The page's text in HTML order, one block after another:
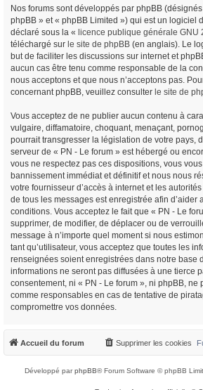
Nos forums sont développés par phpBB
phpBB » et « phpBB Limited ») qui est un logiciel
déclaré sous la « licence publique générale GNU
téléchargé sur le site de phpBB (en anglais). Le
but de faciliter les discussions sur internet et
aucun cas être tenu comme responsable de la
nous acceptons et que nous n’acceptons pas.
concernant phpBB, veuillez consulter le site de
Vous acceptez de ne publier aucun contenu à
vulgaire, diffamatoire, choquant, menaçant,
pourrait transgresser la législation de votre pays,
serveur de « PN - Le forum » est hébergé ou
vous ne respectez pas ces dispositions, vous
bannissement immédiat et définitif et nous nous
votre fournisseur d’accès à internet et les
de tous les messages est enregistrée afin d’aider
conditions. Vous acceptez le fait que « PN - Le
supprimer, de modifier, de déplacer ou de
message à n’importe quel moment si nous
tant qu’utilisateur, vous acceptez que toutes les
renseignées soient enregistrées dans notre base
informations ne seront pas diffusées à une tierce
consentement, ni « PN - Le forum », ni phpBB, ne
comme responsables en cas de tentative de
compromettre vos données.
Accueil du forum Supprimer les cookies
Développé parphpBB® Forum Software © phpBB